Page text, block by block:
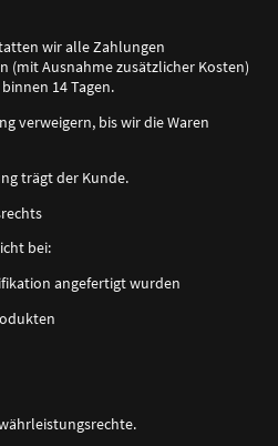
wir alle Zahlungen
(mit Ausnahme zusätzlicher Kosten)
14 Tagen.
verweigern, bis wir die Waren
trägt der Kunde.
bei:
angefertigt wurden